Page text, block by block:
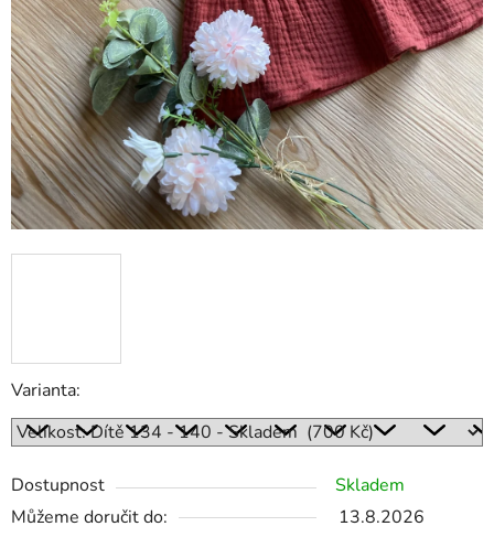
Varianta:
Dostupnost
Skladem
Můžeme doručit do:
13.8.2026